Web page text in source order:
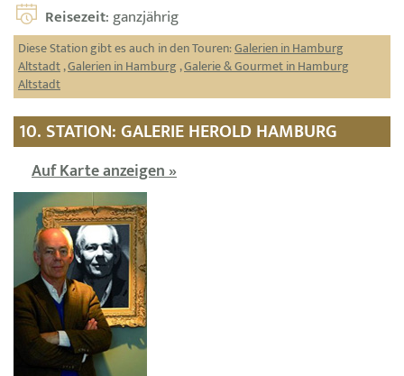
Reisezeit: ganzjährig
Diese Station gibt es auch in den Touren:Galerien in Hamburg
Altstadt,Galerien in Hamburg ,Galerie & Gourmet in Hamburg
Altstadt
10. STATION: GALERIE HEROLD HAMBURG
Auf Karte anzeigen »